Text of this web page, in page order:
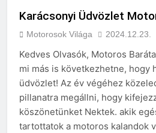
Karácsonyi Üdvözlet
Motorosok Világa 2024.12.23.
Kedves Olvasók, Motoros
mi más is következhetne, hogy
üdvözlet! Az év végéhez
pillanatra megállni, hogy
köszönetünket Nektek. akik
tartottatok a motoros kalandok